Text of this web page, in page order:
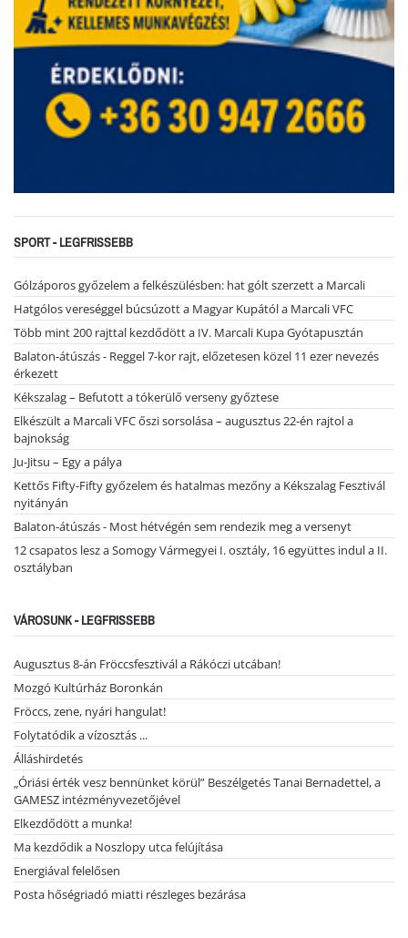
SPORT - LEGFRISSEBB
Gólzáporos győzelem a felkészülésben: hat gólt szerzett a Marcali
Hatgólos vereséggel búcsúzott a Magyar Kupától a Marcali VFC
Több mint 200 rajttal kezdődött a IV. Marcali Kupa Gyótapusztán
Balaton-átúszás - Reggel 7-kor rajt, előzetesen közel 11 ezer nevezés
érkezett
Kékszalag – Befutott a tókerülő verseny győztese
Elkészült a Marcali VFC őszi sorsolása – augusztus 22-én rajtol a
bajnokság
Ju-Jitsu – Egy a pálya
Kettős Fifty-Fifty győzelem és hatalmas mezőny a Kékszalag Fesztivál
nyitányán
Balaton-átúszás - Most hétvégén sem rendezik meg a versenyt
12 csapatos lesz a Somogy Vármegyei I. osztály, 16 együttes indul a II.
osztályban
VÁROSUNK - LEGFRISSEBB
Augusztus 8-án Fröccsfesztivál a Rákóczi utcában!
Mozgó Kultúrház Boronkán
Fröccs, zene, nyári hangulat!
Folytatódik a vízosztás ...
Álláshirdetés
„Óriási érték vesz bennünket körül” Beszélgetés Tanai Bernadettel, a
GAMESZ intézményvezetőjével
Elkezdődött a munka!
Ma kezdődik a Noszlopy utca felújítása
Energiával felelősen
Posta hőségriadó miatti részleges bezárása